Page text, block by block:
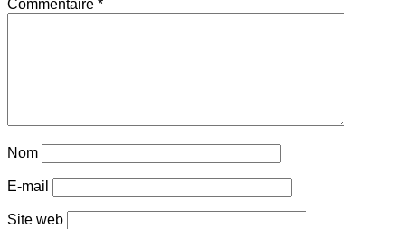
Commentaire *
Nom
E-mail
Site web